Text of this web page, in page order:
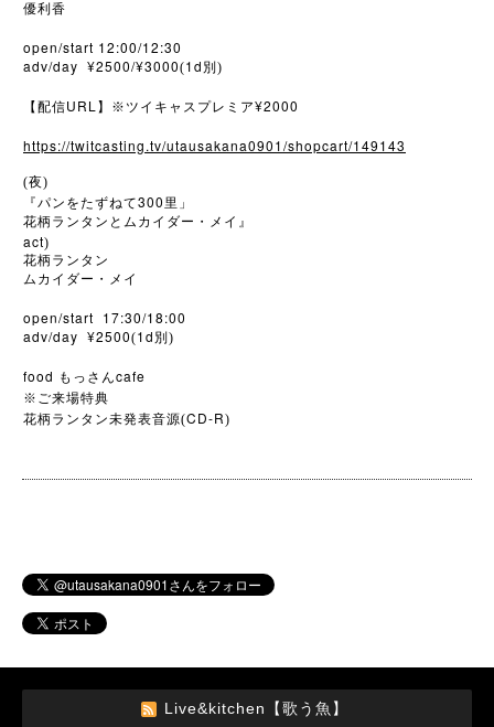
優利香
open/start 12:00/12:30
adv/day ¥2500/¥3000(1d 別)
【配信URL 】※ツイキャスプレミア¥2000
https://twitcasting.tv/utausakana0901/shopcart/149143
(夜)
『パンをたずねて300 里」
花柄ランタンとムカイダー・メイ』
act)
花柄ランタン
ムカイダー・メイ
open/start 17:30/18:00
adv/day ¥2500(1d 別)
food もっさんcafe
※ ご来場特典
花柄ランタン未発表音源(CD-R)
Live&kitchen【歌う魚】